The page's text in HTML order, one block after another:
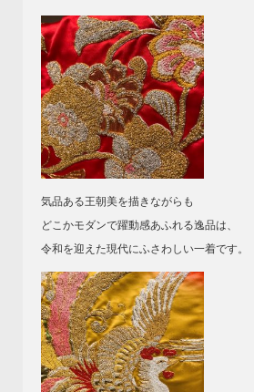
気品ある王朝美を描きながらも
どこかモダンで躍動感あふれる逸品は、
令和を迎えた現代にふさわしい一着です。